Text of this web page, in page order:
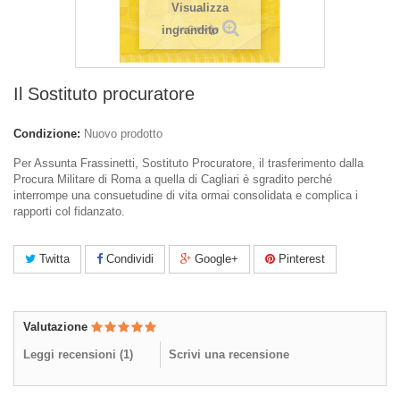
Visualizza
ingrandito
Il Sostituto procuratore
Condizione: Nuovo prodotto
Per Assunta Frassinetti, Sostituto Procuratore, il trasferimento dalla
Procura Militare di Roma a quella di Cagliari è sgradito perché
interrompe una consuetudine di vita ormai consolidata e complica i
rapporti col fidanzato.
Twitta Condividi Google+ Pinterest
Valutazione
Leggi recensioni (1) Scrivi una recensione